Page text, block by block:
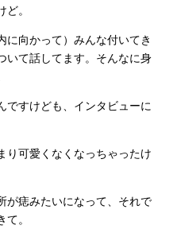
。
向かって）みんな付いてき
いて話してます。そんなに身
ですけども、インタビューに
り可愛くなくなっちゃったけ
が痣みたいになって、それで
。